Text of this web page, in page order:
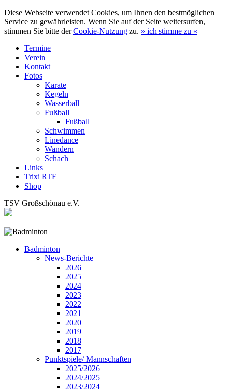
Diese Webseite verwendet Cookies, um Ihnen den bestmöglichen
Service zu gewährleisten. Wenn Sie auf der Seite weitersurfen,
stimmen Sie bitte derCookie-Nutzung zu. » ich stimme zu «
Termine
Verein
Kontakt
Fotos
Karate
Kegeln
Wasserball
Fußball
Fußball
Schwimmen
Linedance
Wandern
Schach
Links
Trixi RTF
Shop
TSV Großschönau e.V.
Badminton
News-Berichte
2026
2025
2024
2023
2022
2021
2020
2019
2018
2017
Punktspiele/ Mannschaften
2025/2026
2024/2025
2023/2024